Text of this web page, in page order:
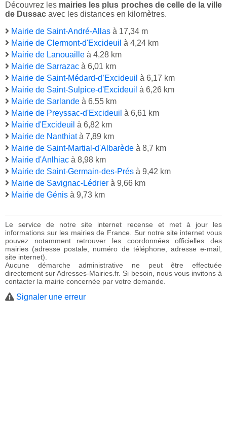
Découvrez les mairies les plus proches de celle de la ville
de Dussac avec les distances en kilomètres.
Mairie de Saint-André-Allas à 17,34 m
Mairie de Clermont-d'Excideuil à 4,24 km
Mairie de Lanouaille à 4,28 km
Mairie de Sarrazac à 6,01 km
Mairie de Saint-Médard-d’Excideuil à 6,17 km
Mairie de Saint-Sulpice-d'Excideuil à 6,26 km
Mairie de Sarlande à 6,55 km
Mairie de Preyssac-d'Excideuil à 6,61 km
Mairie d'Excideuil à 6,82 km
Mairie de Nanthiatà 7,89 km
Mairie de Saint-Martial-d'Albarède à 8,7 km
Mairie d'Anlhiac à 8,98 km
Mairie de Saint-Germain-des-Prés à 9,42 km
Mairie de Savignac-Lédrier à 9,66 km
Mairie de Génis à 9,73 km
Le service de notre site internet recense et met à jour les
informations sur les mairies de France. Sur notre site internet vous
pouvez notamment retrouver les coordonnées officielles des
mairies (adresse postale, numéro de téléphone, adresse e-mail,
site internet).
Aucune démarche administrative ne peut être effectuée
directement sur Adresses-Mairies.fr. Si besoin, nous vous invitons à
contacter la mairie concernée par votre demande.
Signaler une erreur